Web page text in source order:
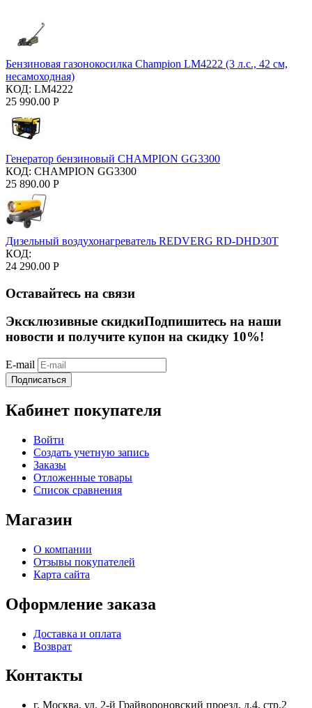
Бензиновая газонокосилка Champion LM4222 (3 л.с., 42 см,
несамоходная)
КОД: LM4222
25 990.00 Р
Генератор бензиновый CHAMPION GG3300
КОД: CHAMPION GG3300
25 890.00 Р
Дизельный воздухонагреватель REDVERG RD-DHD30T
КОД:
24 290.00 Р
Оставайтесь на связи
Эксклюзивные скидкиПодпишитесь на наши
новости и получите купон на скидку 10%!
E-mail
Подписаться
Кабинет покупателя
Войти
Создать учетную запись
Заказы
Отложенные товары
Список сравнения
Магазин
О компании
Отзывы покупателей
Карта сайта
Оформление заказа
Доставка и оплата
Возврат
Контакты
г. Москва, ул. 2-й Грайвороновский проезд, д.4, стр.2